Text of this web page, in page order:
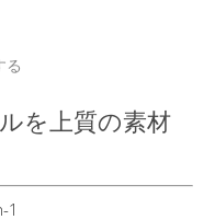
る
を上質の素材